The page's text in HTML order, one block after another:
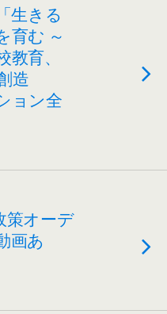
生きる
育む ～
育、
造
ョン全
策オーデ
画あ